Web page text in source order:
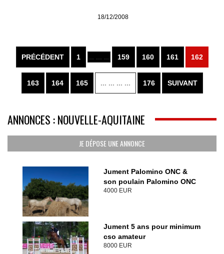
18/12/2008
PRÉCÉDENT 1 ... ... ... 159 160 161 162
163 164 165 ... ... ... ... 176 SUIVANT
ANNONCES : NOUVELLE-AQUITAINE
JE DÉPOSE UNE ANNONCE
Jument Palomino ONC &
son poulain Palomino ONC
4000 EUR
Jument 5 ans pour minimum
cso amateur
8000 EUR